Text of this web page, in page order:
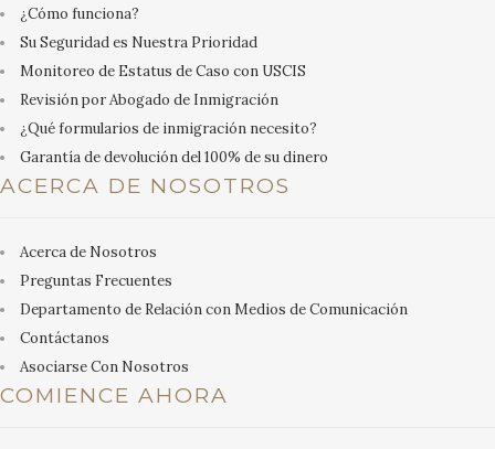
¿Cómo funciona?
Su Seguridad es Nuestra Prioridad
Monitoreo de Estatus de Caso con USCIS
Revisión por Abogado de Inmigración
¿Qué formularios de inmigración necesito?
Garantía de devolución del 100% de su dinero
ACERCA DE NOSOTROS
Acerca de Nosotros
Preguntas Frecuentes
Departamento de Relación con Medios de Comunicación
Contáctanos
Asociarse Con Nosotros
COMIENCE AHORA